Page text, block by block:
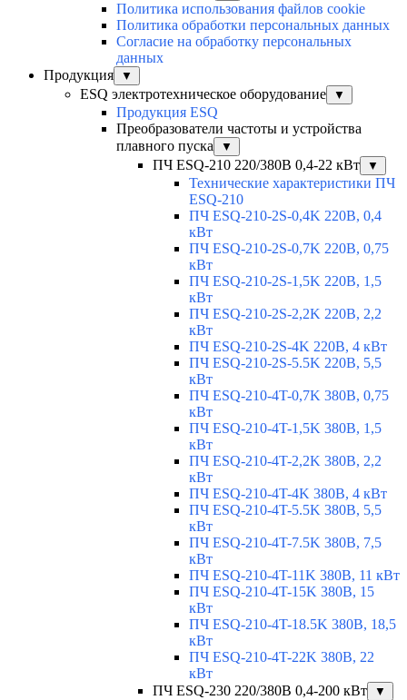
Политика использования файлов cookie
Политика обработки персональных данных
Согласие на обработку персональных
данных
Продукция
▼
ESQ электротехническое оборудование ▼
Продукция ESQ
Преобразователи частоты и устройства
плавного пуска
▼
ПЧ ESQ-210 220/380В 0,4-22 кВт ▼
Технические характеристики ПЧ
ESQ-210
ПЧ ESQ-210-2S-0,4K 220В, 0,4
кВт
ПЧ ESQ-210-2S-0,7K 220В, 0,75
кВт
ПЧ ESQ-210-2S-1,5K 220В, 1,5
кВт
ПЧ ESQ-210-2S-2,2K 220В, 2,2
кВт
ПЧ ESQ-210-2S-4K 220В, 4 кВт
ПЧ ESQ-210-2S-5.5K 220В, 5,5
кВт
ПЧ ESQ-210-4T-0,7K 380В, 0,75
кВт
ПЧ ESQ-210-4T-1,5K 380В, 1,5
кВт
ПЧ ESQ-210-4T-2,2K 380В, 2,2
кВт
ПЧ ESQ-210-4T-4K 380В, 4 кВт
ПЧ ESQ-210-4T-5.5K 380В, 5,5
кВт
ПЧ ESQ-210-4T-7.5K 380В, 7,5
кВт
ПЧ ESQ-210-4T-11K 380В, 11 кВт
ПЧ ESQ-210-4T-15K 380В, 15
кВт
ПЧ ESQ-210-4T-18.5K 380В, 18,5
кВт
ПЧ ESQ-210-4T-22K 380В, 22
кВт
ПЧ ESQ-230 220/380В 0,4-200 кВт
▼